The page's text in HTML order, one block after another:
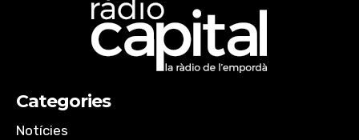
Categories
Notícies